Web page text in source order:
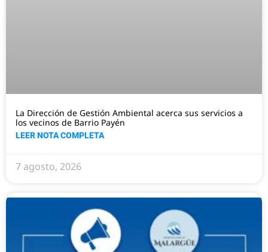
La Dirección de Gestión Ambiental acerca sus servicios a
los vecinos de Barrio Payén
LEER NOTA COMPLETA
7 agosto, 2026